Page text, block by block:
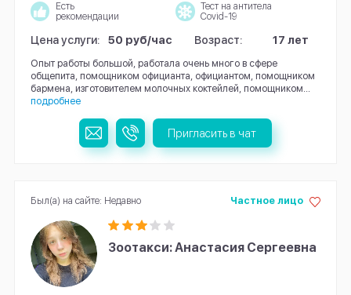
Есть
рекомендации
Тест на антитела
Covid-19
Цена услуги: 50 руб/час Возраст: 17 лет
Опыт работы большой, работала очень много в сфере
общепита, помощником официанта, официантом, помощником
бармена, изготовителем молочных коктейлей, помощником...
подробнее
Пригласить в чат
Зоотакси: Анастасия Сергеевна
Частное лицо
Был(а) на сайте: Недавно